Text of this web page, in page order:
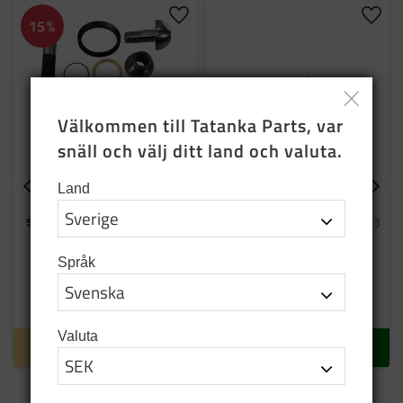
Servicekit till
styrspindel Volvo c303
Styrspindel renoveringskit
3 481
4 095SEK
15% Lägg till i favoriter
Restnotering
INFO
Smörjnippel rak
Reservdelar till Volvo TGB c303
15SEK
I lager
KÖP
Välkommen till Tatanka Parts, var
snäll och välj ditt land och valuta.
Land
Språk
Valuta